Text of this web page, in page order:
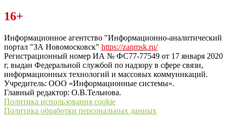
Читайте последние новости дня в Тульской области на сайте
16+
Информационное агентство "Информационно-аналитический
портал "ЗА Новомосковск" https://zanmsk.ru/
Регистрационный номер ИА № ФС77-77549 от 17 января 2020
г, выдан Федеральной службой по надзору в сфере связи,
информационных технологий и массовых коммуникаций.
Учредитель: ООО «Информационные системы».
Главный редактор: О.В.Тельнова.
Политика использования cookie
Политика обработки персональных данных